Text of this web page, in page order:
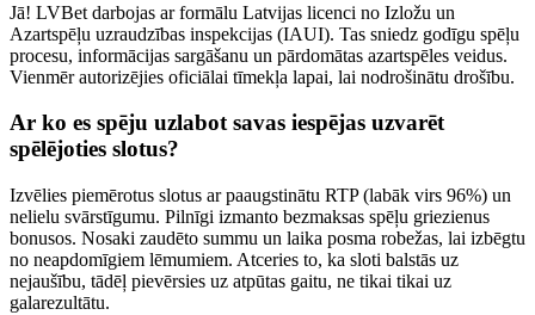
Jā! LVBet darbojas ar formālu Latvijas licenci no Izložu un
Azartspēļu uzraudzības inspekcijas (IAUI). Tas sniedz godīgu spēļu
procesu, informācijas sargāšanu un pārdomātas azartspēles veidus.
Vienmēr autorizējies oficiālai tīmekļa lapai, lai nodrošinātu drošību.
Ar ko es spēju uzlabot savas iespējas uzvarēt
spēlējoties slotus?
Izvēlies piemērotus slotus ar paaugstinātu RTP (labāk virs 96%) un
nelielu svārstīgumu. Pilnīgi izmanto bezmaksas spēļu griezienus
bonusos. Nosaki zaudēto summu un laika posma robežas, lai izbēgtu
no neapdomīgiem lēmumiem. Atceries to, ka sloti balstās uz
nejaušību, tādēļ pievērsies uz atpūtas gaitu, ne tikai tikai uz
galarezultātu.